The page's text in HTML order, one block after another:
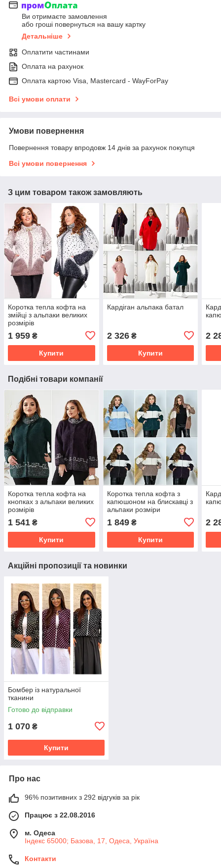
Ви отримаєте замовлення
або гроші повернуться на вашу картку
Детальніше
Оплатити частинами
Оплата на рахунок
Оплата картою Visa, Mastercard - WayForPay
Всі умови оплати
Умови повернення
Повернення товару впродовж 14 днів за рахунок покупця
Всі умови повернення
З цим товаром також замовляють
Коротка тепла кофта на
змійці з альпаки великих
розмірів
1 959 ₴
Купити
Кардіган альпака батал
2 326₴
Купити
2
Подібні товари компанії
Коротка тепла кофта на
кнопках з альпаки великих
розмірів
1 541 ₴
Купити
Коротка тепла кофта з
капюшоном на блискавці з
альпаки розміри
1 849₴
Купити
2
Акційні пропозиції та новинки
Бомбер із натуральної
тканини
Готово до відправки
1 070 ₴
Купити
Про нас
96% позитивних з 292 відгуків за рік
Працює з 22.08.2016
м. Одеса
Індекс 65000; Базова, 17, Одеса, Україна
Контакти